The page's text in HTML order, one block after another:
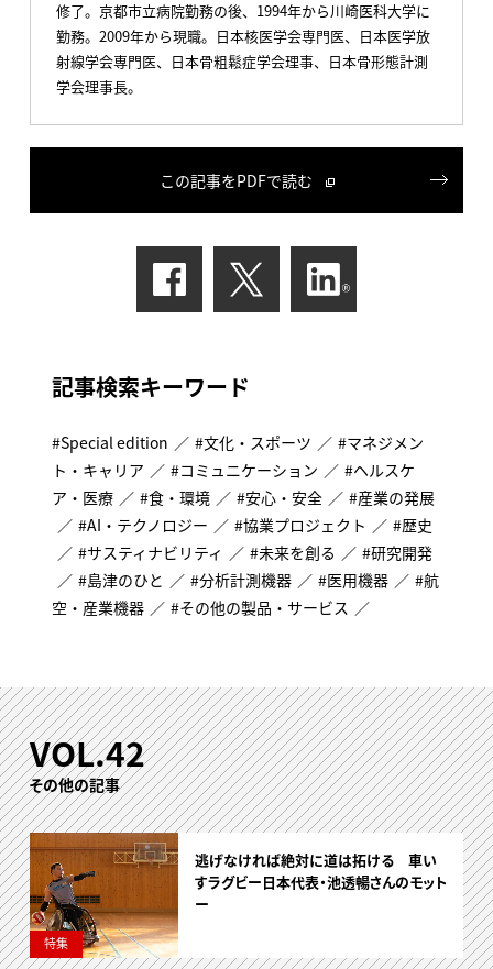
修了。京都市立病院勤務の後、1994年から川崎医科大学に
勤務。2009年から現職。日本核医学会専門医、日本医学放
射線学会専門医、日本骨粗鬆症学会理事、日本骨形態計測
学会理事長。
この記事をPDFで読む
記事検索キーワード
Special edition 文化・スポーツ
マネジメン
ト・キャリア
コミュニケーション
ヘルスケ
ア・医療
食・環境 安心・安全
産業の発展
AI・テクノロジー
協業プロジェクト
歴史
サスティナビリティ
未来を創る
研究開発
島津のひと
分析計測機器 医用機器
航
空・産業機器
その他の製品・サービス
VOL.42
その他の記事
特集
逃げなければ絶対に道は拓ける 車い
すラグビー日本代表・池透暢さんのモット
ー